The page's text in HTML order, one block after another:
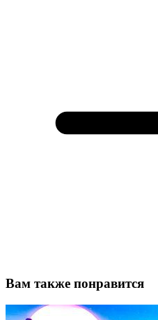
Вам также понравится